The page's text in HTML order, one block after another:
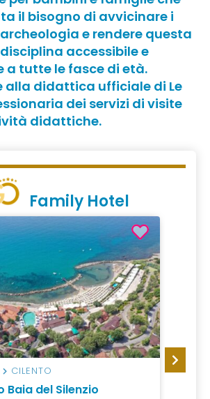
il bisogno di avvicinare i
e rendere questa
accessibile e
a tutte le fasce di età.
alla didattica ufficiale di Le
dei servizi di visite
didattiche.
Family Hotel
CILENTO
Baia del Silenzio